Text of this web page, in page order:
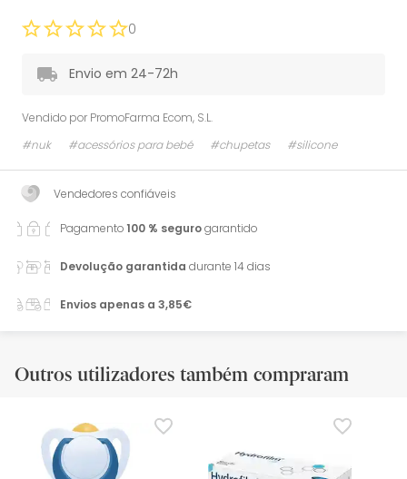
0
Envio em 24-72h
Vendido por PromoFarma Ecom, S.L.
#nuk
#acessórios para bebé #chupetas #silicone
Vendedores confiáveis
Pagamento100 % segurogarantido
Devolução garantida durante 14 dias
Envios apenas a 3,85€
Outros utilizadores também compraram